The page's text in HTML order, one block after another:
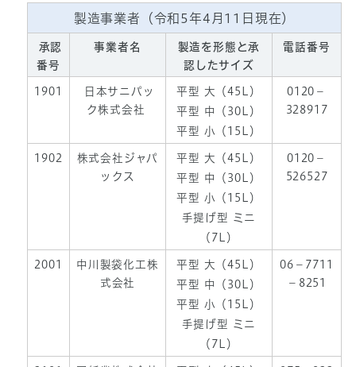
製造事業者（令和5年4月11日現在）
承認
番号
事業者名
製造を形態と承
認したサイズ
電話番号
1901
日本サニパッ
ク株式会社
平型 大（45L）
平型 中（30L）
平型 小（15L）
0120－
328917
1902
株式会社ジャパ
ックス
平型 大（45L）
平型 中（30L）
平型 小（15L）
手提げ型 ミニ
（7L）
0120－
526527
2001
中川製袋化工株
式会社
平型 大（45L）
平型 中（30L）
平型 小（15L）
手提げ型 ミニ
（7L）
06－7711
－8251